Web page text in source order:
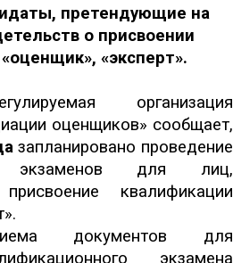
претендующие на
о присвоении
«эксперт».
организация
оценщиков» сообщает,
запланировано проведение
экзаменов для лиц,
квалификации
документов для
экзамена